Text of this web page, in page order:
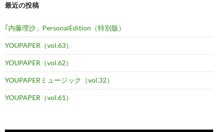
最近の投稿
｢内藤理沙」PersonalEdition（特別版）
YOUPAPER（vol.63）
YOUPAPER（vol.62）
YOUPAPERミュージック（vol.32）
YOUPAPER（vol.61）